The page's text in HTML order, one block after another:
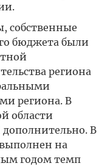
собственные
бюджета были
региона
региона. В
области
В
на
годом темп